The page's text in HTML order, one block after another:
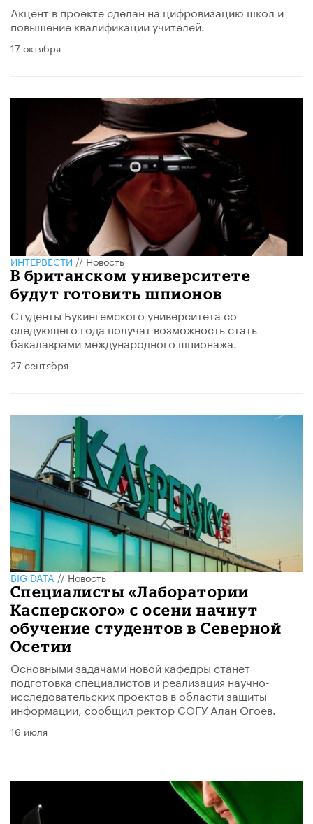
Акцент в проекте сделан на цифровизацию школ и
повышение квалификации учителей.
17 октября
ИНТЕРВЕСТИ//Новость
В британском университете
будут готовить шпионов
Студенты Букингемского университета со
следующего года получат возможность стать
бакалаврами международного шпионажа.
27 сентября
BIG DATA//Новость
Специалисты «Лаборатории
Касперского» с осени начнут
обучение студентов в Северной
Осетии
Основными задачами новой кафедры станет
подготовка специалистов и реализация научно-
исследовательских проектов в области защиты
информации, сообщил ректор СОГУ Алан Огоев.
16 июля